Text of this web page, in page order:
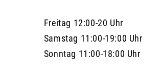
Freitag 12:00-20 Uhr
Samstag 11:00-19:00 Uhr
Sonntag 11:00-18:00 Uhr